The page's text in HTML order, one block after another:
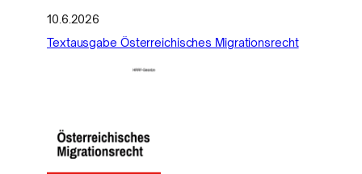
10.6.2026
Textausgabe Österreichisches Migrationsrecht